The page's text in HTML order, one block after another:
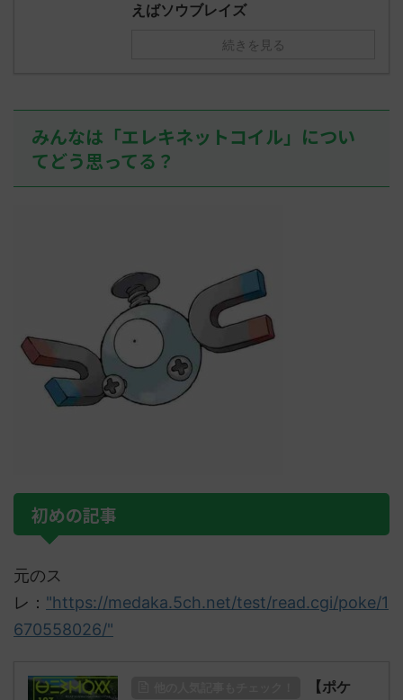
えばソウブレイズ
続きを見る
みんなは「エレキネットコイル」につい
てどう思ってる？
初めの記事
元のス
レ： "https://medaka.5ch.net/test/read.cgi/poke/1
670558026/"
【ポケ